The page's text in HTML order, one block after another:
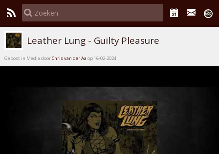
Leather Lung - Guilty Pleasure
Gepost in Media doorChris van der Aa op 16-02-2024